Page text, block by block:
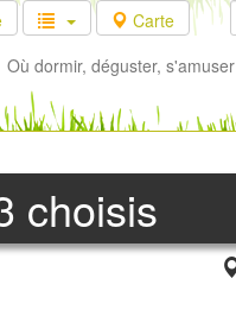
Carte
Où dormir, déguster, s'amuser
choisis